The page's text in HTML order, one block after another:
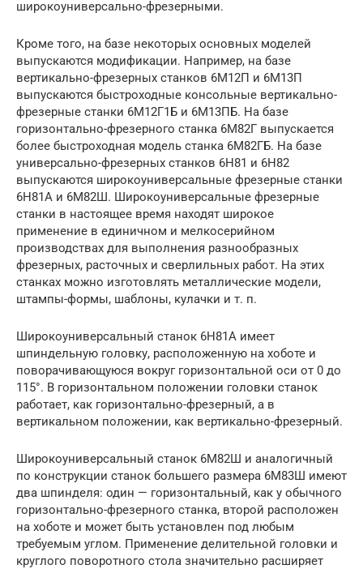
широкоуниверсально-фрезерными.
Кроме того, на базе некоторых основных моделей
выпускаются модификации. Например, на базе
вертикально-фрезерных станков 6М12П и 6М13П
выпускаются быстроходные консольные вертикально-
фрезерные станки 6М12Г1Б и 6М13ПБ. На базе
горизонтально-фрезерного станка 6М82Г выпускается
более быстроходная модель станка 6М82ГБ. На базе
универсально-фрезерных станков 6Н81 и 6Н82
выпускаются широкоуниверсальные фрезерные станки
6Н81А и 6М82Ш. Широкоуниверсальные фрезерные
станки в настоящее время находят широкое
применение в единичном и мелкосерийном
производствах для выполнения разнообразных
фрезерных, расточных и сверлильных работ. На этих
станках можно изготовлять металлические модели,
штампы-формы, шаблоны, кулачки и т. п.
Широкоуниверсальный станок 6Н81А имеет
шпиндельную головку, расположенную на хоботе и
поворачивающуюся вокруг горизонтальной оси от 0 до
115°. В горизонтальном положении головки станок
работает, как горизонтально-фрезерный, а в
вертикальном положении, как вертикально-фрезерный.
Широкоуниверсальный станок 6М82Ш и аналогичный
по конструкции станок большего размера 6М83Ш имеют
два шпинделя: один — горизонтальный, как у обычного
горизонтально-фрезерного станка, второй расположен
на хоботе и может быть установлен под любым
требуемым углом. Применение делительной головки и
круглого поворотного стола значительно расширяет